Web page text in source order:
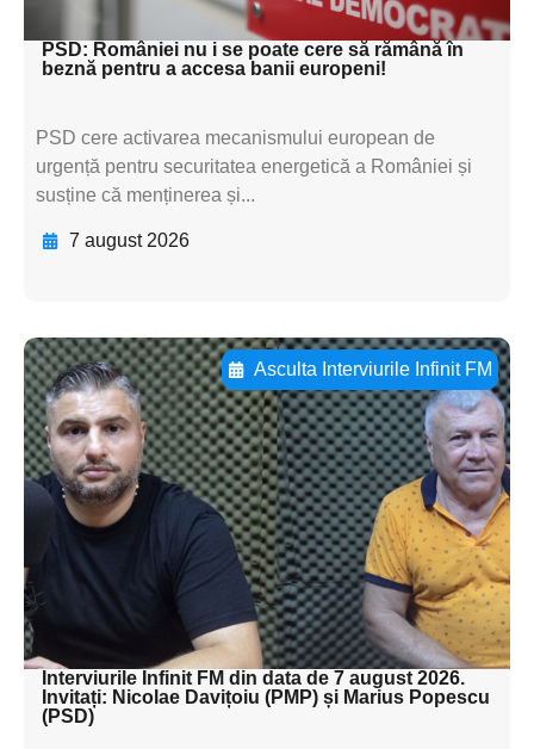
textul pentru subti
PSD: României nu i se poate cere să rămână în
beznă pentru a accesa banii europeni!
PSD cere activarea mecanismului european de
urgență pentru securitatea energetică a României și
susține că menținerea și...
7 august 2026
Asculta Interviurile Infinit FM
Adaugă aici textul pentru
subtitluAdaugă aici
textul pentru
subtitluAdaugă aici
textul pentru
subtitluAdaugă aici
textul pentru subti
Interviurile Infinit FM din data de 7 august 2026.
Invitați: Nicolae Davițoiu (PMP) și Marius Popescu
(PSD)